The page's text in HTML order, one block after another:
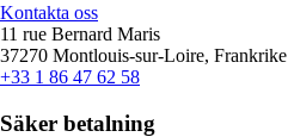
Kontakta oss
11 rue Bernard Maris
37270 Montlouis-sur-Loire, Frankrike
+33 1 86 47 62 58
Säker betalning